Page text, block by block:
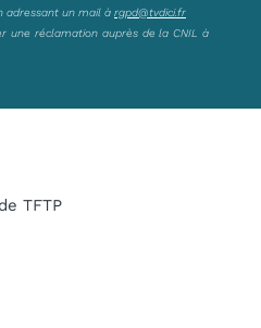
adressant un mail à rgpd@tvdici.fr
une réclamation auprès de la CNIL à
TFTP